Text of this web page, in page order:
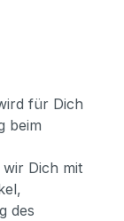
für Dich
beim
Dich mit
des